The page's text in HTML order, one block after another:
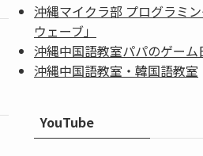
沖縄マイクラ部 プログラミ
ウェーブ」
沖縄中国語教室パパのゲーム
沖縄中国語教室・韓国語教室
YouTube